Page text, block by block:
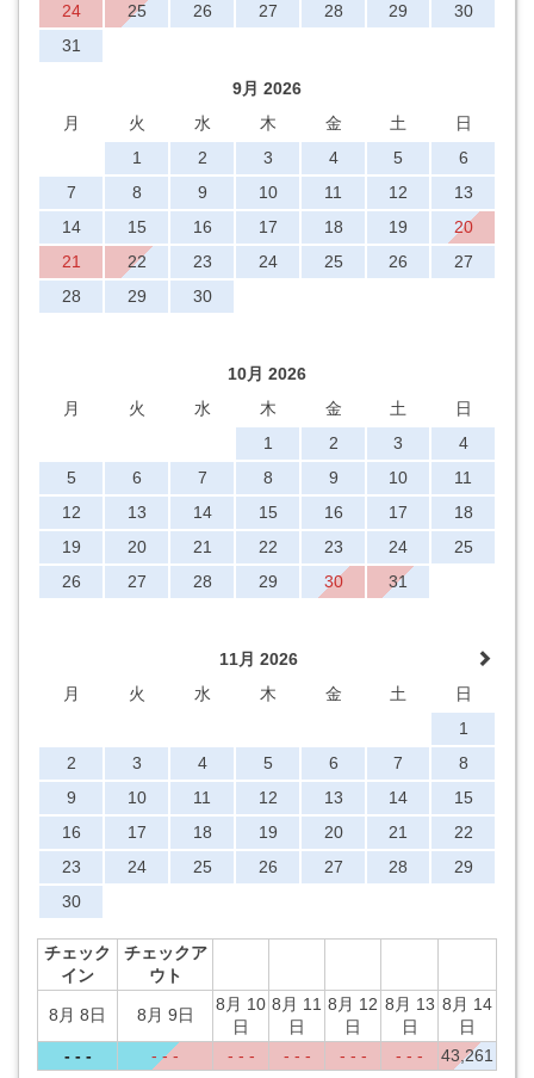
24
25 26 27 28 29
30
31
9月 2026
月
火 水 木 金 土
日
1
2 3 4 5
6
7
8 9 10 11 12
13
14
15 16 17 18 19
20
21
22 23 24 25 26
27
28
29 30
10月 2026
月
火 水 木 金 土
日
1
2 3
4
5
6 7 8 9 10
11
12
13 14 15 16 17
18
19
20 21 22 23 24
25
26
27 28 29 30 31
11月 2026
月
火 水 木 金 土
日
1
2
3 4 5 6 7
8
9
10 11 12 13 14
15
16
17 18 19 20 21
22
23
24 25 26 27 28
29
30
チェック
イン
チェックア
ウト
8月 8日 8月 9日
8月 10
日
8月 11
日
8月 12
日
8月 13
日
8月 14
日
- - -
- - - - - - - - - - - - - - - 43,261